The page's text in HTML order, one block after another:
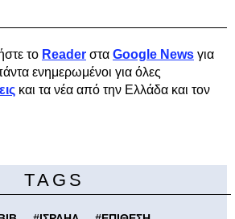
το Reader στα Google News για
ενημερωμένοι για όλες
και τα νέα από την Ελλάδα και τον
TAGS